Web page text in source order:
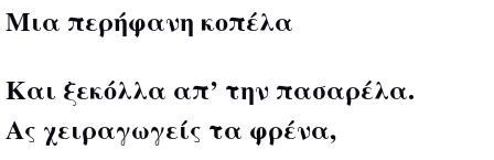
Μια περήφανη κοπέλα
Και ξεκόλλα απ’ την πασαρέλα.
Ας χειραγωγείς τα φρένα,